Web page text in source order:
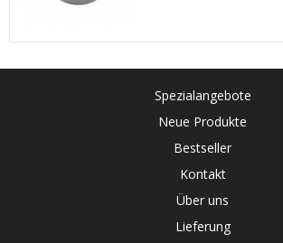
Spezialangebote
Neue Produkte
Bestseller
Kontakt
Über uns
Lieferung